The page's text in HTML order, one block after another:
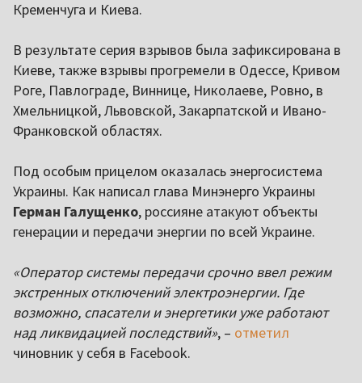
Кременчуга и Киева.
В результате серия взрывов была зафиксирована в
Киеве, также взрывы прогремели в Одессе, Кривом
Роге, Павлограде, Виннице, Николаеве, Ровно, в
Хмельницкой, Львовской, Закарпатской и Ивано-
Франковской областях.
Под особым прицелом оказалась энергосистема
Украины. Как написал глава Минэнерго Украины
Герман Галущенко, россияне атакуют объекты
генерации и передачи энергии по всей Украине.
«Оператор системы передачи срочно ввел режим
экстренных отключений электроэнергии. Где
возможно, спасатели и энергетики уже работают
над ликвидацией последствий», – отметил
чиновник у себя в Facebook.